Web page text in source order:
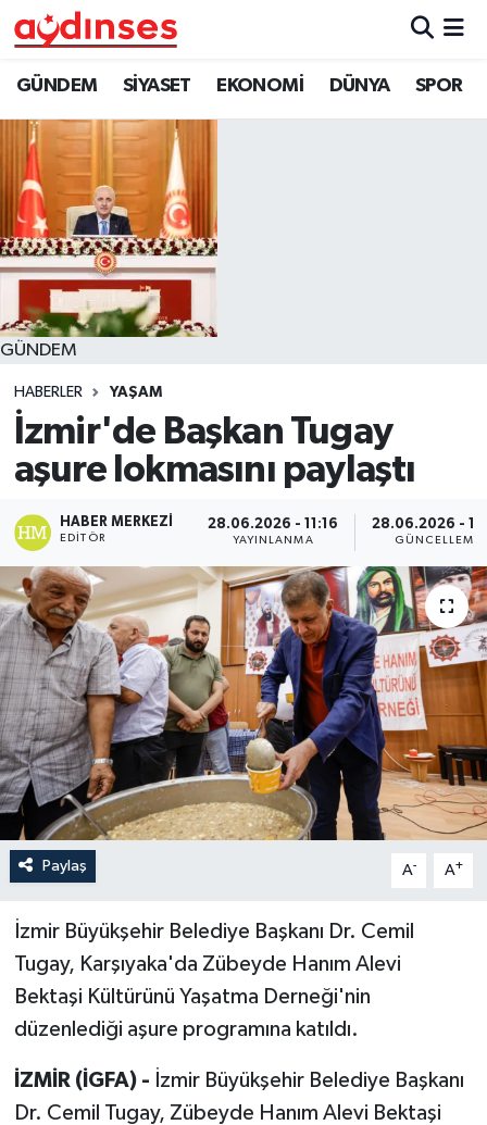
GÜNDEM SİYASET EKONOMİ DÜNYA SPOR
GÜNDEM
HABERLER YAŞAM
İzmir'de Başkan Tugay
aşure lokmasını paylaştı
HABER MERKEZI
EDITÖR
28.06.2026 - 11:16
YAYINLANMA
28.06.2026 -
GÜNCELLEME
Paylaş A- A+
İzmir Büyükşehir Belediye Başkanı Dr. Cemil
Tugay, Karşıyaka'da Zübeyde Hanım Alevi
Bektaşi Kültürünü Yaşatma Derneği'nin
düzenlediği aşure programına katıldı.
İZMİR (İGFA) - İzmir Büyükşehir Belediye Başkanı
Dr. Cemil Tugay, Zübeyde Hanım Alevi Bektaşi
GÜNDEM
SİYASET
EKONOMİ
DÜNYA
SPOR
MAGAZİN
YAŞAM
Nöbetçi Eczaneler
Hava Durumu
Aydin Namaz Vakitleri
Trafik Durumu
Süper Lig Puan Durumu ve Fikstür
Tüm Manşetler
Son Dakika Haberleri
Haber Arşivi